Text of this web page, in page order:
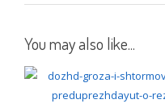
You may also like...